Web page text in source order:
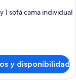
1 sofá cama individual
y disponibilidad